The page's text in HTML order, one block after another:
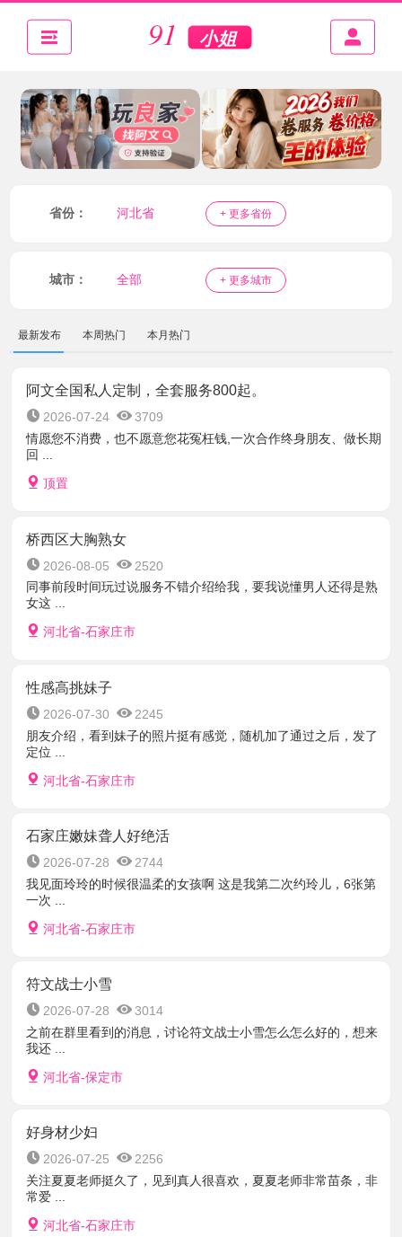
省份： 河北省 + 更多省份
城市： 全部 + 更多城市
最新发布 本周热门 本月热门
阿文全国私人定制，全套服务800起。
2026-07-24
3709
情愿您不消费，也不愿意您花冤枉钱,一次合作终身朋友、做长期
回 ...
顶置
桥西区大胸熟女
2026-08-05
2520
同事前段时间玩过说服务不错介绍给我，要我说懂男人还得是熟
女这 ...
河北省-石家庄市
性感高挑妹子
2026-07-30
2245
朋友介绍，看到妹子的照片挺有感觉，随机加了通过之后，发了
定位 ...
河北省-石家庄市
石家庄嫩妹聋人好绝活
2026-07-28
2744
我见面玲玲的时候很温柔的女孩啊 这是我第二次约玲儿，6张第
一次 ...
河北省-石家庄市
符文战士小雪
2026-07-28
3014
之前在群里看到的消息，讨论符文战士小雪怎么怎么好的，想来
我还 ...
河北省-保定市
好身材少妇
2026-07-25
2256
关注夏夏老师挺久了，见到真人很喜欢，夏夏老师非常苗条，非
常爱 ...
河北省-石家庄市